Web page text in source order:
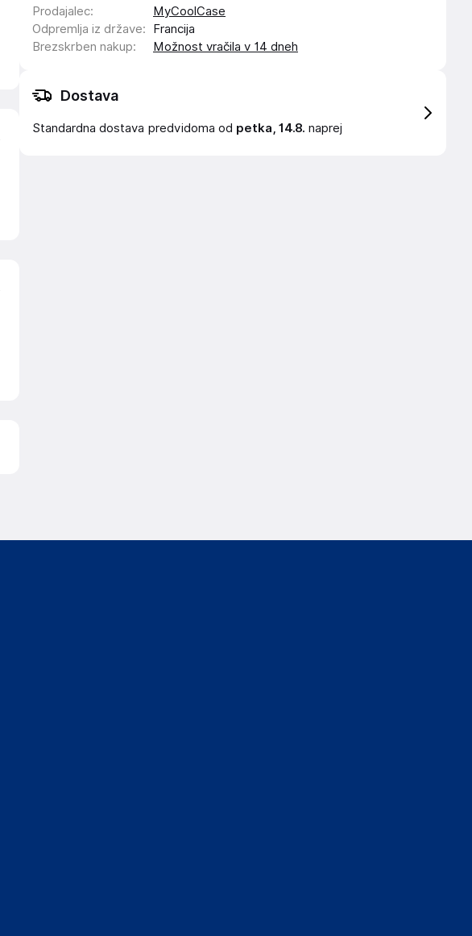
Prodajalec:
MyCoolCase
Odpremlja iz države:
Francija
Brezskrben nakup: Možnost vračila v 14 dneh
Dostava
Standardna dostava predvidoma od petka, 14.8. naprej